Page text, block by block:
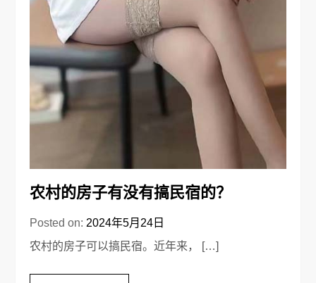
农村的房子有没有搞民宿的？
Posted on: 2024年5月24日
农村的房子可以搞民宿。近年来， […]